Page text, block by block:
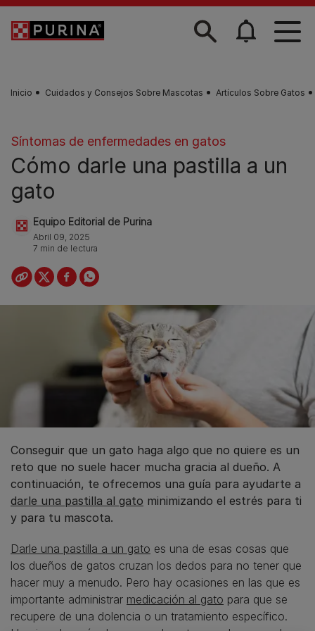
Skip to main content
Inicio Cuidados y Consejos Sobre Mascotas Artículos Sobre Gatos
Síntomas de enfermedades en gatos
Cómo darle una pastilla a un
gato
Equipo Editorial de Purina
Abril 09, 2025
7 min de lectura
Conseguir que un gato haga algo que no quiere es un
reto que no suele hacer mucha gracia al dueño. A
continuación, te ofrecemos una guía para ayudarte a
darle una pastilla al gato minimizando el estrés para ti
y para tu mascota.
Darle una pastilla a un gato es una de esas cosas que
los dueños de gatos cruzan los dedos para no tener que
hacer muy a menudo. Pero hay ocasiones en las que es
importante administrar medicación al gato para que se
recupere de una dolencia o un tratamiento específico.